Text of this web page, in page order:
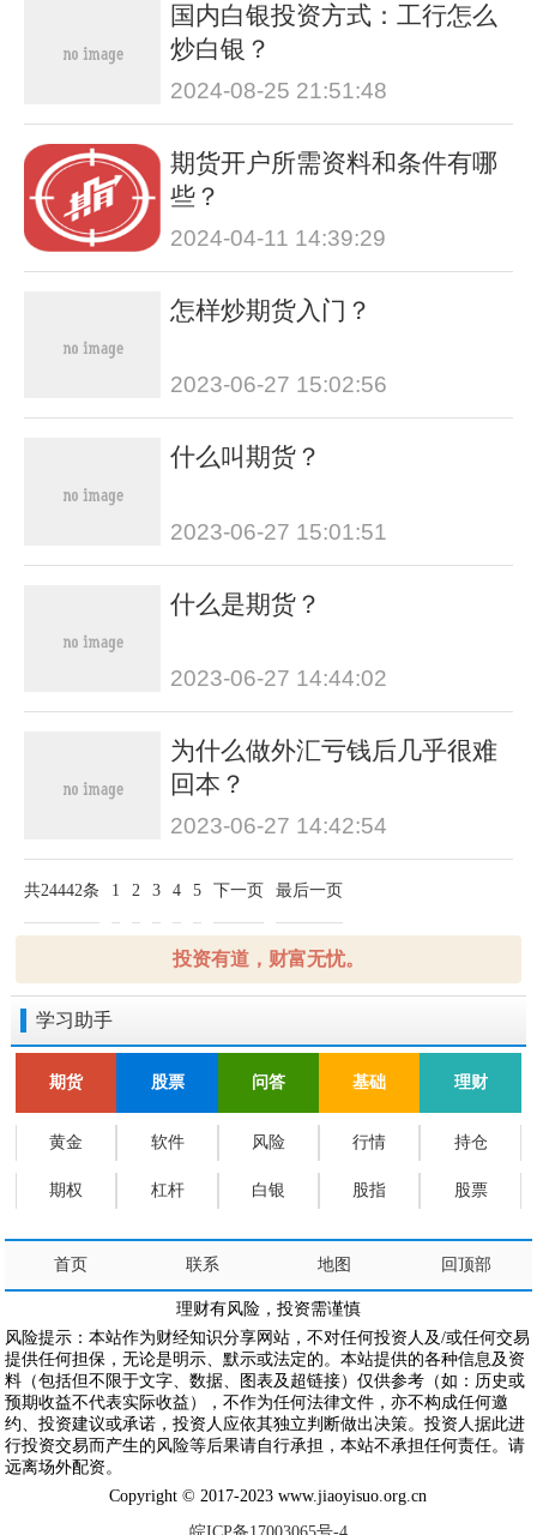
国内白银投资方式：工行怎么
炒白银？
2024-08-25 21:51:48
期货开户所需资料和条件有哪
些？
2024-04-11 14:39:29
怎样炒期货入门？
2023-06-27 15:02:56
什么叫期货？
2023-06-27 15:01:51
什么是期货？
2023-06-27 14:44:02
为什么做外汇亏钱后几乎很难
回本？
2023-06-27 14:42:54
共24442条 1 2 3 4 5 下一页 最后一页
投资有道，财富无忧。
学习助手
期货 股票 问答 基础 理财
黄金 软件 风险 行情 持仓
期权 杠杆 白银 股指 股票
首页 联系 地图 回顶部
理财有风险，投资需谨慎
风险提示：本站作为财经知识分享网站，不对任何投资人及/或任何交易
提供任何担保，无论是明示、默示或法定的。本站提供的各种信息及资
料（包括但不限于文字、数据、图表及超链接）仅供参考（如：历史或
预期收益不代表实际收益），不作为任何法律文件，亦不构成任何邀
约、投资建议或承诺，投资人应依其独立判断做出决策。投资人据此进
行投资交易而产生的风险等后果请自行承担，本站不承担任何责任。请
远离场外配资。
Copyright © 2017-2023 www.jiaoyisuo.org.cn